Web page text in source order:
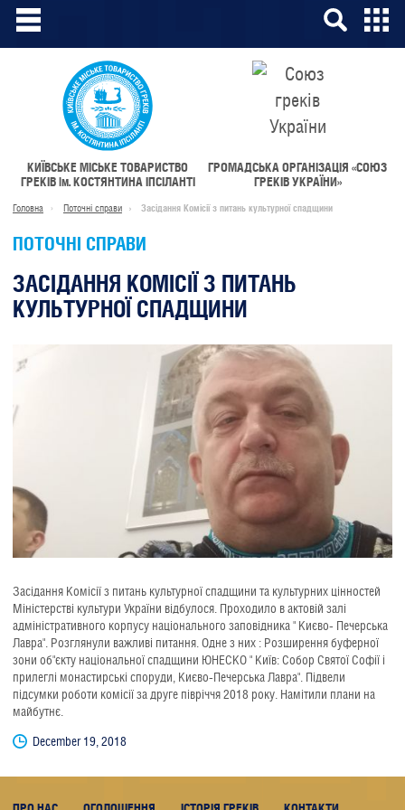
КИЇВСЬКЕ МІСЬКЕ ТОВАРИСТВО
ГРЕКІВім.КОСТЯНТИНА ІПСІЛАНТІ
ГРОМАДСЬКА ОРГАНІЗАЦІЯ «СОЮЗ
ГРЕКІВ УКРАЇНИ»
Головна Поточні справи Засідання Комісії з питань культурної спадщини
ПОТОЧНІ СПРАВИ
ЗАСІДАННЯ КОМІСІЇ З ПИТАНЬ
КУЛЬТУРНОЇ СПАДЩИНИ
Засідання Комісії з питань культурної спадщини та культурних цінностей
Міністерстві культури України відбулося. Проходило в актовій залі
адміністративного корпусу національного заповідника " Києво- Печерська
Лавра". Розглянули важливі питання. Одне з них : Розширення буферної
зони об"єкту національної спадщини ЮНЕСКО " Київ: Собор Святої Софії і
прилеглі монастирські споруди, Києво-Печерська Лавра". Підвели
підсумки роботи комісії за друге півріччя2018 року. Намітили плани на
майбутнє.
December 19, 2018